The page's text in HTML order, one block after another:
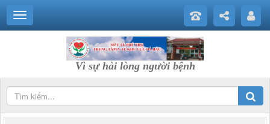
Vì sự hài lòng người bệnh